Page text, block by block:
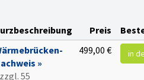
Preis
»
55
499,00 € in